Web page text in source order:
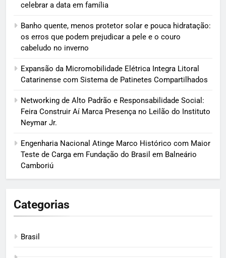
celebrar a data em família
Banho quente, menos protetor solar e pouca hidratação:
os erros que podem prejudicar a pele e o couro
cabeludo no inverno
Expansão da Micromobilidade Elétrica Integra Litoral
Catarinense com Sistema de Patinetes Compartilhados
Networking de Alto Padrão e Responsabilidade Social:
Feira Construir Aí Marca Presença no Leilão do Instituto
Neymar Jr.
Engenharia Nacional Atinge Marco Histórico com Maior
Teste de Carga em Fundação do Brasil em Balneário
Camboriú
Categorias
Brasil